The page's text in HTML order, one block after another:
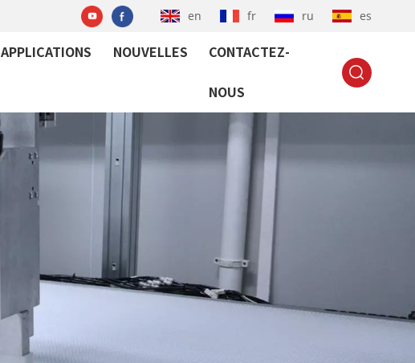
en fr ru es
APPLICATIONS NOUVELLES CONTACTEZ-
NOUS